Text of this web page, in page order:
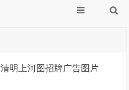
清明上河图招牌广告图片